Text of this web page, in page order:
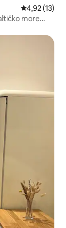
Prosječna
4,92 (13)
more